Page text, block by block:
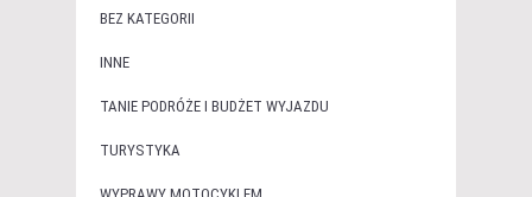
BEZ KATEGORII
INNE
TANIE PODRÓŻE I BUDŻET WYJAZDU
TURYSTYKA